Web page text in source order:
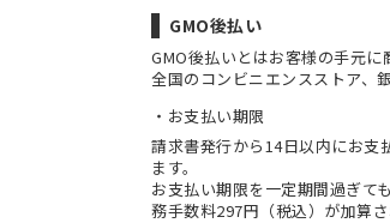
GMO後払い
GMO後払いとはお客様の手元に
全国のコンビニエンスストア、
お支払い期限
請求書発行から14日以内にお支
ます。
お支払い期限を一定期間過ぎて
務手数料297円（税込）が加算